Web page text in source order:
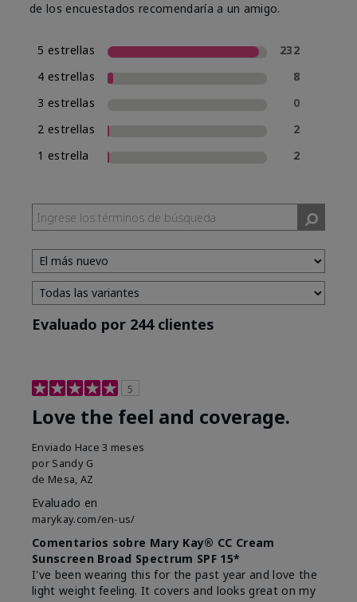
de los encuestados recomendaría a un amigo.
5 estrellas
232
4 estrellas
8
3 estrellas
0
2 estrellas
2
1 estrella
2
Evaluado por 244 clientes
5
Love the feel and coverage.
Enviado Hace 3 meses
por Sandy G
de Mesa, AZ
Evaluado en
marykay.com/en-us/
Comentarios sobre Mary Kay® CC Cream
Sunscreen Broad Spectrum SPF 15*
I've been wearing this for the past year and love the
light weight feeling. It covers and looks great on my